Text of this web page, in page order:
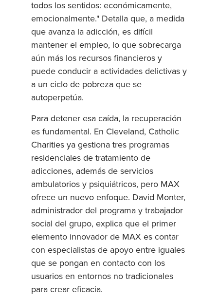
todos los sentidos: económicamente,
emocionalmente." Detalla que, a medida
que avanza la adicción, es difícil
mantener el empleo, lo que sobrecarga
aún más los recursos financieros y
puede conducir a actividades delictivas y
a un ciclo de pobreza que se
autoperpetúa.
Para detener esa caída, la recuperación
es fundamental. En Cleveland, Catholic
Charities ya gestiona tres programas
residenciales de tratamiento de
adicciones, además de servicios
ambulatorios y psiquiátricos, pero MAX
ofrece un nuevo enfoque. David Monter,
administrador del programa y trabajador
social del grupo, explica que el primer
elemento innovador de MAX es contar
con especialistas de apoyo entre iguales
que se pongan en contacto con los
usuarios en entornos no tradicionales
para crear eficacia.